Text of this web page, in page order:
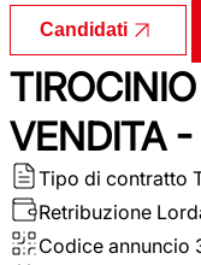
Candidati
VENDITA
Tipo di contratto
Retribuzione
Codice annuncio